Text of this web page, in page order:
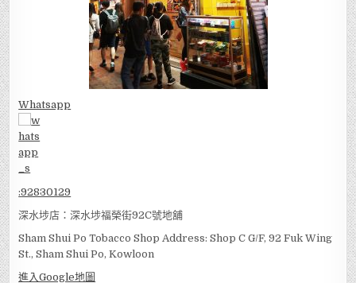
Whatsapp
:92830129
深水埗店：深水埗福榮街92C號地舖
Sham Shui Po Tobacco Shop Address: Shop C G/F, 92 Fuk Wing
St., Sham Shui Po, Kowloon
進入Google地圖